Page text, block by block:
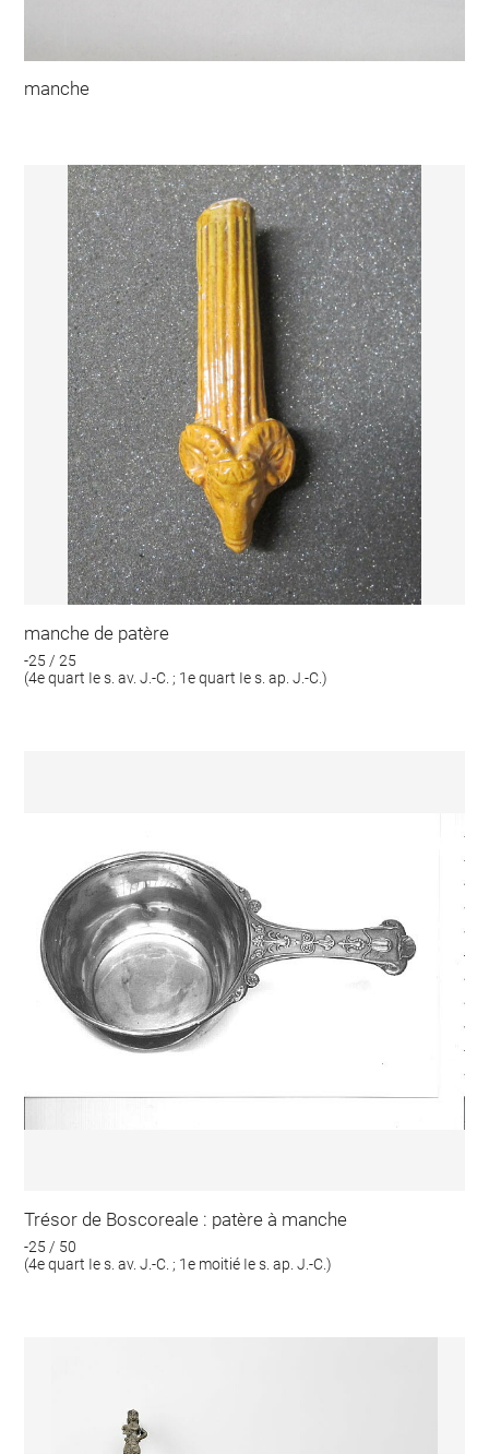
manche
manche de patère
-25 / 25
(4e quart Ie s. av. J.-C. ; 1e quart Ie s. ap. J.-C.)
Trésor de Boscoreale : patère à manche
-25 / 50
(4e quart Ie s. av. J.-C. ; 1e moitié Ie s. ap. J.-C.)